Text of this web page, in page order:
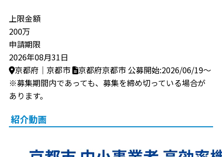
上限金額
200万
申請期限
2026年08月31日
京都府｜京都市
京都府京都市 公募開始:2026/06/19～
※募集期間内であっても、募集を締め切っている場合が
あります。
紹介動画